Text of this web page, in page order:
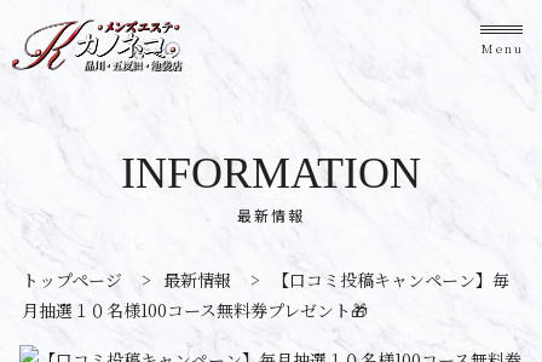
Menu
最新情報
INFORMATION
トップページ > 最新情報 >
【口コミ投稿キャンペーン】毎
月抽選１０名様100コース無料券プレゼント🎁